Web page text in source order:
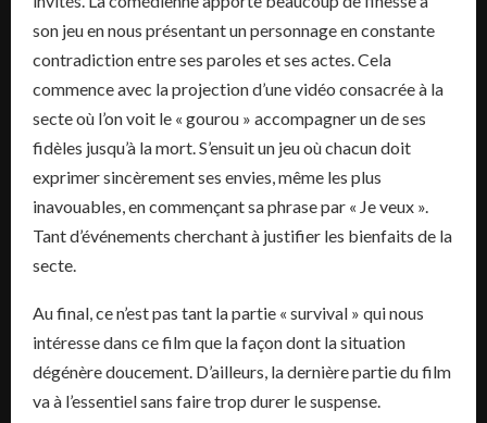
son jeu en nous présentant un personnage en constante
contradiction entre ses paroles et ses actes. Cela
commence avec la projection d’une vidéo consacrée à la
secte où l’on voit le « gourou » accompagner un de ses
fidèles jusqu’à la mort. S’ensuit un jeu où chacun doit
exprimer sincèrement ses envies, même les plus
inavouables, en commençant sa phrase par « Je veux ».
Tant d’événements cherchant à justifier les bienfaits de la
secte.
Au final, ce n’est pas tant la partie « survival » qui nous
intéresse dans ce film que la façon dont la situation
dégénère doucement. D’ailleurs, la dernière partie du film
va à l’essentiel sans faire trop durer le suspense.